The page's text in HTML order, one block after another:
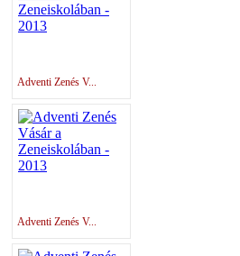
Adventi Zenés V...
Adventi Zenés V...